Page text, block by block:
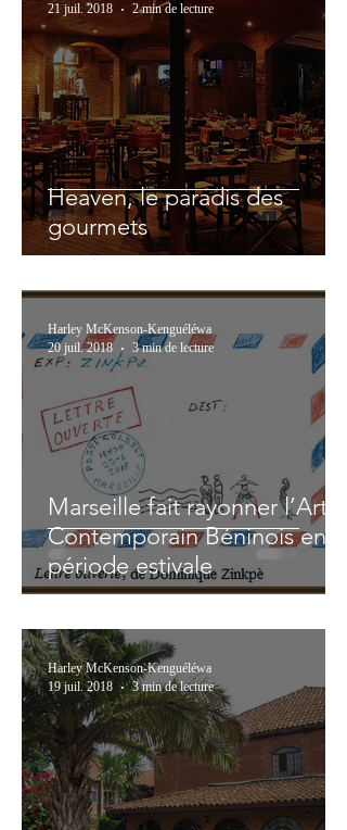
Heaven, le paradis des
gourmets
21 juil. 2018
2 min de lecture
Marseille fait rayonner l’Art
Contemporain Béninois en
période estivale
Harley McKenson-Kenguéléwa
20 juil. 2018
3 min de lecture
Harley McKenson-Kenguéléwa
19 juil. 2018
3 min de lecture